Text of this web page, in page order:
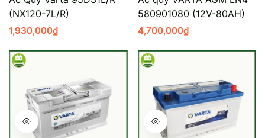
Mercedes-
BMW
Đồng Nai -
(NX120-7L/R)
1,930,000₫
580901080 (12V-80AH)
4,700,000₫